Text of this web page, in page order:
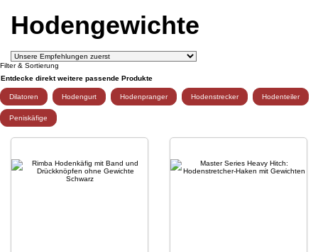
Hodengewichte
Filter & Sortierung
Entdecke direkt weitere passende Produkte
Dilatoren Hodengurt Hodenpranger Hodenstrecker Hodenteiler
Peniskäfige